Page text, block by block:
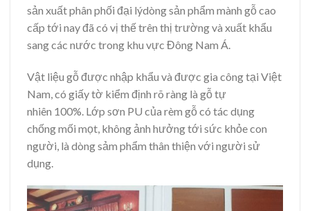
sản xuất phân phối đại lýdòng sản phẩm mành gỗ cao
cấp tới nay đã có vị thế trên thị trường và xuất khẩu
sang các nước trong khu vực Đông Nam Á.
Vật liệu gỗ được nhập khẩu và được gia công tại Việt
Nam, có giấy tờ kiểm định rõ ràng là gỗ tự
nhiên 100%. Lớp sơn PU của rèm gỗ có tác dụng
chống mối mọt, không ảnh hưởng tới sức khỏe con
người, là dòng sảm phẩm thân thiện với người sử
dụng.